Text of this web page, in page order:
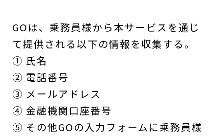
GOは、乗務員様から本サービスを通じ
て提供される以下の情報を収集する。
① 氏名
② 電話番号
③ メールアドレス
④ 金融機関口座番号
⑤ その他GOの入力フォームに乗務員様